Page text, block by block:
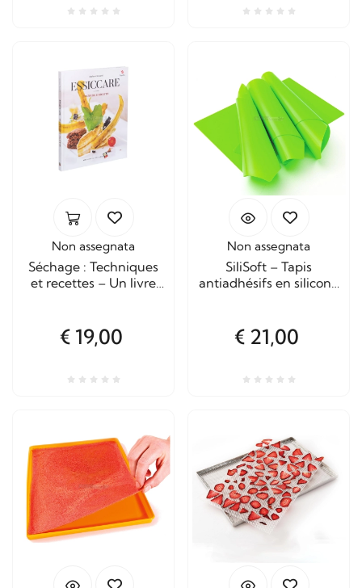
Non assegnata
Séchage : Techniques
et recettes – Un livre
€ 19,00
Non assegnata
SiliSoft – Tapis
antiadhésifs en silicone
€ 21,00